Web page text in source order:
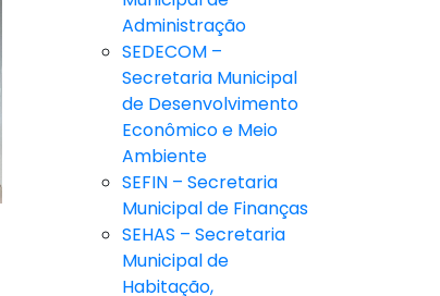
Administração
SEDECOM –
Secretaria Municipal
de Desenvolvimento
Econômico e Meio
Ambiente
SEFIN – Secretaria
Municipal de Finanças
SEHAS – Secretaria
Municipal de
Habitação,